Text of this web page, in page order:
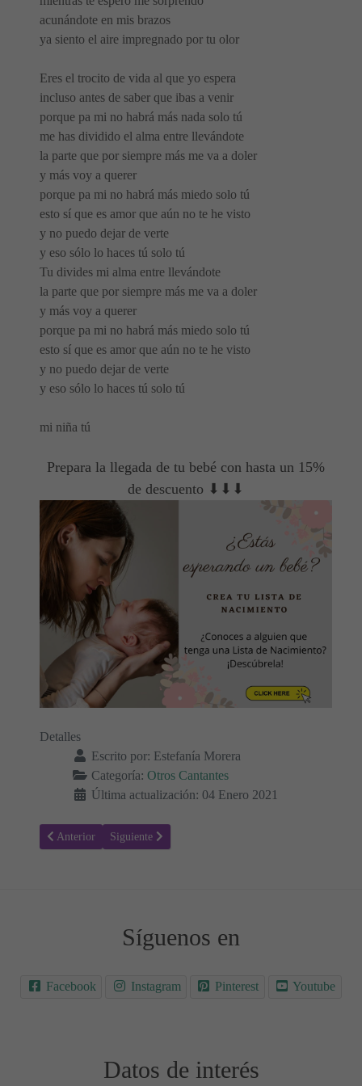
acunándote en mis brazos
ya siento el aire impregnado por tu olor
Eres el trocito de vida al que yo espera
incluso antes de saber que ibas a venir
porque pa mi no habrá más nada solo tú
me has dividido el alma entre llevándote
la parte que por siempre más me va a doler
y más voy a querer
porque pa mi no habrá más miedo solo tú
esto sí que es amor que aún no te he visto
y no puedo dejar de verte
y eso sólo lo haces tú solo tú
Tu divides mi alma entre llevándote
la parte que por siempre más me va a doler
y más voy a querer
porque pa mi no habrá más miedo solo tú
esto sí que es amor que aún no te he visto
y no puedo dejar de verte
y eso sólo lo haces tú solo tú
mi niña tú
Prepara la llegada de tu bebé con hasta un 15%
de descuento ⬇⬇⬇
Detalles
Escrito por: Estefanía Morera
Categoría: Otros Cantantes
Última actualización: 04 Enero 2021
Artículo anterior: Vivo en un Archipiélago, Letra y video de la
Anterior Artículo siguiente: Letra de la Canción, Cuando tenga
Siguiente
Síguenos en
Facebook Instagram Pinterest Youtube
Datos de interés